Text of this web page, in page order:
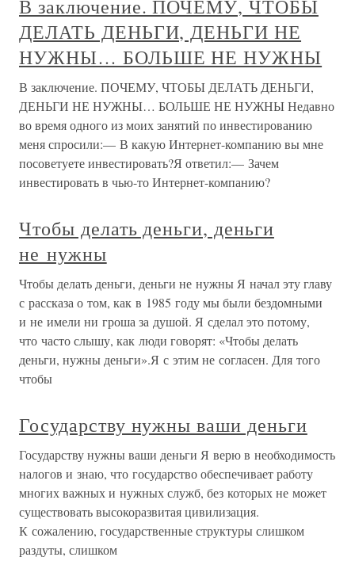
В заключение. ПОЧЕМУ, ЧТОБЫ
ДЕЛАТЬ ДЕНЬГИ, ДЕНЬГИ НЕ
НУЖНЫ… БОЛЬШЕ НЕ НУЖНЫ
В заключение. ПОЧЕМУ, ЧТОБЫ ДЕЛАТЬ ДЕНЬГИ,
ДЕНЬГИ НЕ НУЖНЫ… БОЛЬШЕ НЕ НУЖНЫ Недавно
во время одного из моих занятий по инвестированию
меня спросили:— В какую Интернет-компанию вы мне
посоветуете инвестировать?Я ответил:— Зачем
инвестировать в чью-то Интернет-компанию?
Чтобы делать деньги, деньги
не нужны
Чтобы делать деньги, деньги не нужны Я начал эту главу
с рассказа о том, как в 1985 году мы были бездомными
и не имели ни гроша за душой. Я сделал это потому,
что часто слышу, как люди говорят: «Чтобы делать
деньги, нужны деньги».Я с этим не согласен. Для того
чтобы
Государству нужны ваши деньги
Государству нужны ваши деньги Я верю в необходимость
налогов и знаю, что государство обеспечивает работу
многих важных и нужных служб, без которых не может
существовать высокоразвитая цивилизация.
К сожалению, государственные структуры слишком
раздуты, слишком